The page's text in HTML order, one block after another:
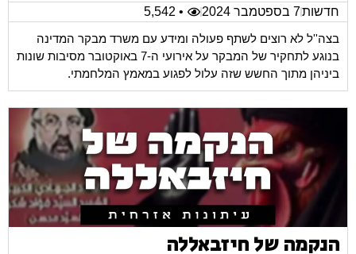
חדשות7 בספטמבר 2024
• 5,542
בצה''ל לא רוצים לשתף פעולה ומידע עם משרד מבקר המדינה
בנוגע לתחקיר של המבקר על אירועי ה-7 באוקטובר מסיבות שונות
ביניהן מתוך החשש שזה עלול לפגוע במאמץ המלחמתי.
הנקמה של חיזבאללה